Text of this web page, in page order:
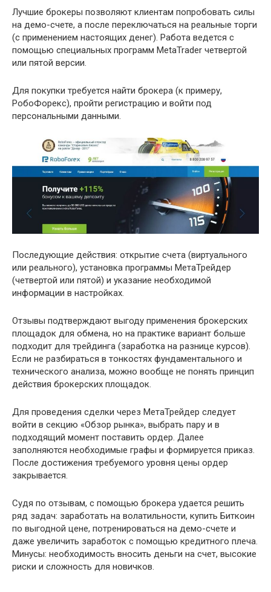
Лучшие брокеры позволяют клиентам попробовать силы
на демо-счете, а после переключаться на реальные торги
(с применением настоящих денег). Работа ведется с
помощью специальных программ MetaTrader четвертой
или пятой версии.
Для покупки требуется найти брокера (к примеру,
РобоФорекс), пройти регистрацию и войти под
персональными данными.
Последующие действия: открытие счета (виртуального
или реального), установка программы МетаТрейдер
(четвертой или пятой) и указание необходимой
информации в настройках.
Отзывы подтверждают выгоду применения брокерских
площадок для обмена, но на практике вариант больше
подходит для трейдинга (заработка на разнице курсов).
Если не разбираться в тонкостях фундаментального и
технического анализа, можно вообще не понять принцип
действия брокерских площадок.
Для проведения сделки через МетаТрейдер следует
войти в секцию «Обзор рынка», выбрать пару и в
подходящий момент поставить ордер. Далее
заполняются необходимые графы и формируется приказ.
После достижения требуемого уровня цены ордер
закрывается.
Судя по отзывам, с помощью брокера удается решить
ряд задач: заработать на волатильности, купить Биткоин
по выгодной цене, потренироваться на демо-счете и
даже увеличить заработок с помощью кредитного плеча.
Минусы: необходимость вносить деньги на счет, высокие
риски и сложность для новичков.